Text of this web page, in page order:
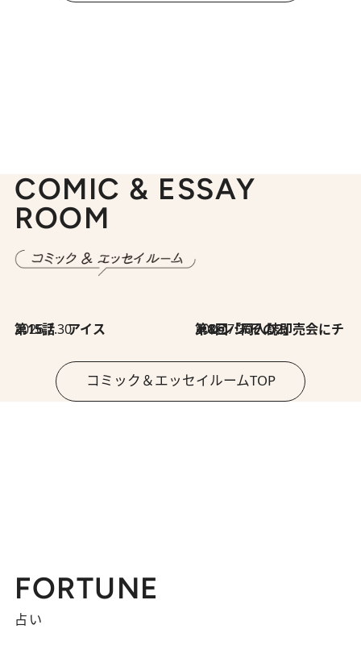
COMIC & ESSAY
ROOM
2026.7.30
第15話 アイス 2026.7.30
第8回「同人誌即売会にチャレンジ その2」
コミック＆エッセイルームTOP
FORTUNE
占い